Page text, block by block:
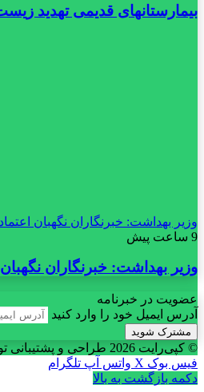
بیمارستانهای قدیمی تهدید
وزیر بهداشت: خبرنگاران نگهبان
9 ساعت پیش
وزیر بهداشت: خبرنگاران
عضویت در خبرنامه
آدرس ایمیل خود را وارد کنید
© کپی‌رایت 2026
طراحی و پشتیبانی
فیس بوک X واتس آپ تلگرام
دکمه بازگشت به بالا